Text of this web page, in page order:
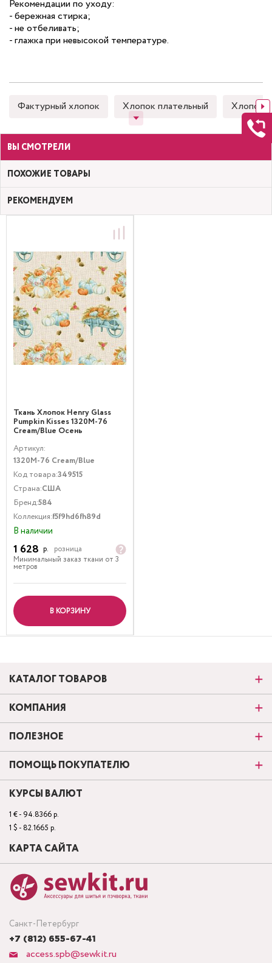
Рекомендации по уходу:
- бережная стирка;
- не отбеливать;
- глажка при невысокой температуре.
Фактурный хлопок Хлопок плательный Хлопок
ВЫ СМОТРЕЛИ
ПОХОЖИЕ ТОВАРЫ
РЕКОМЕНДУЕМ
Ткань Хлопок Henry Glass
Pumpkin Kisses 1320M-76
Cream/Blue Осень
Артикул:
1320M-76 Cream/Blue
Код товара:349515
Страна:США
Бренд:584
Коллекция:f5f9hd6fh89d
В наличии
1 628 р.
розница
Минимальный заказ ткани от 3
метров
В КОРЗИНУ
Санкт-Петербург
+7 (812) 655-67-41
access.spb@sewkit.ru
КАТАЛОГ ТОВАРОВ
КОМПАНИЯ
ПОЛЕЗНОЕ
ПОМОЩЬ ПОКУПАТЕЛЮ
КУРСЫ ВАЛЮТ
1 € - 94.8366 р.
1 $ - 82.1665 р.
КАРТА САЙТА